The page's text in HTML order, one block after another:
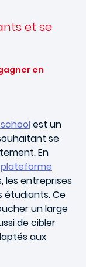
et se
en
est un
se
En
plateforme
les entreprises
étudiants. Ce
un large
de cibler
aux